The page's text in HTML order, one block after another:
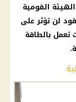
القومية
لن تؤثر على
تعمل بالطاقة